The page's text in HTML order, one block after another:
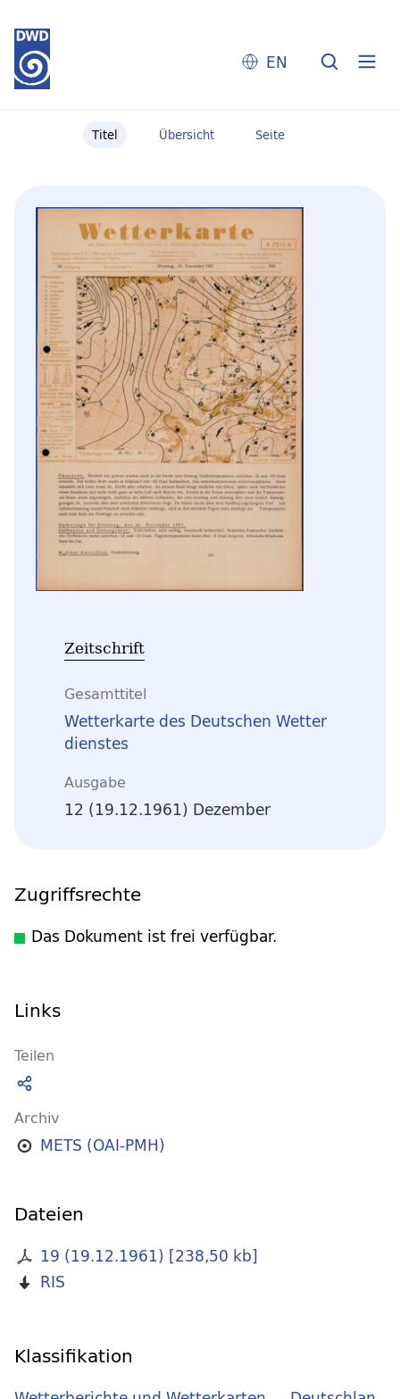
EN
Titel Übersicht Seite
Zeitschrift
Gesamttitel
Wetterkarte des Deutschen Wetter
dienstes
Ausgabe
12 (19.12.1961) Dezember
Zugriffsrechte
Das Dokument ist frei verfügbar.
Links
Teilen
Archiv
METS (OAI-PMH)
Dateien
19 (19.12.1961) [238,50 kb]
RIS
Klassifikation